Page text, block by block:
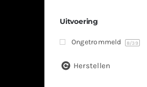
Uitvoering
Ongetrommeld 8/39
Herstellen